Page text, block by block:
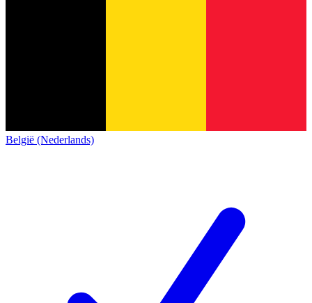
België (Nederlands)